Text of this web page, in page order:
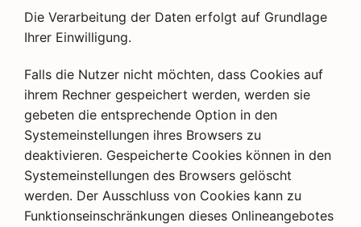
Die Verarbeitung der Daten erfolgt auf Grundlage
Ihrer Einwilligung.
Falls die Nutzer nicht möchten, dass Cookies auf
ihrem Rechner gespeichert werden, werden sie
gebeten die entsprechende Option in den
Systemeinstellungen ihres Browsers zu
deaktivieren. Gespeicherte Cookies können in den
Systemeinstellungen des Browsers gelöscht
werden. Der Ausschluss von Cookies kann zu
Funktionseinschränkungen dieses Onlineangebotes